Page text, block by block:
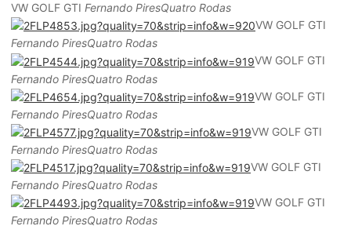
VW GOLF GTI Fernando PiresQuatro Rodas
VW GOLF GTI
Fernando PiresQuatro Rodas
VW GOLF GTI
Fernando PiresQuatro Rodas
VW GOLF GTI
Fernando PiresQuatro Rodas
VW GOLF GTI
Fernando PiresQuatro Rodas
VW GOLF GTI
Fernando PiresQuatro Rodas
VW GOLF GTI
Fernando PiresQuatro Rodas